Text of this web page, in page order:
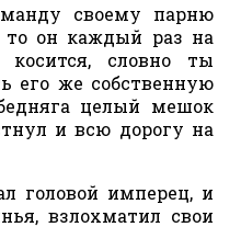
своему парню
то он каждый раз на
словно ты
его же собственную
целый мешок
и всю дорогу на
головой имперец, и
взлохматил свои